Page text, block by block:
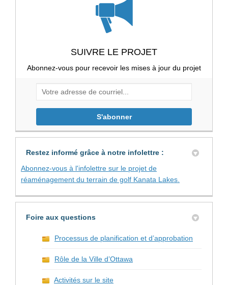
SUIVRE LE PROJET
Abonnez-vous pour recevoir les mises à jour du projet
Votre adresse de courriel...
Restez informé grâce à notre infolettre :
Abonnez-vous à l'infolettre sur le projet de
réaménagement du terrain de golf Kanata Lakes.
Foire aux questions
Processus de planification et d’approbation
Rôle de la Ville d’Ottawa
Activités sur le site